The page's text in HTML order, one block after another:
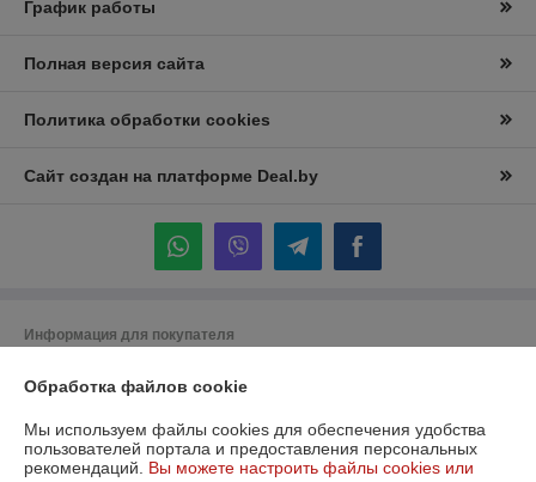
График работы
Полная версия сайта
Политика обработки cookies
Сайт создан на платформе Deal.by
Информация для покупателя
"Лидана"
комната 9
Регистрационный номер ЕГР: 193732228
Обработка файлов cookie
Мы используем файлы cookies для обеспечения удобства
пользователей портала и предоставления персональных
рекомендаций. Вы можете настроить файлы cookies или